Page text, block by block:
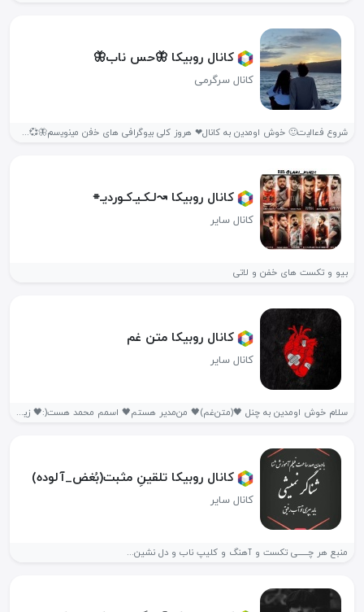
کانال روبیکا 🦋حس ناب🦋
کانال سرگرمی
ش‍‌روع ف‍‌ع‍‌ال‍‌ی‍‌ت🙂 خ‍‌وش اوم‍‌دی‍‌ن ب‍ه ک‍‌ان‍ال❤ ه‍‌روز ک‍‌ل‍ی ب‍‌ی‍‌وگ‍‌راف‍ی ه‍‌ای خ‍‌ف‍‌ن م‍‌ی‍‌ن‍‌وی‍‌س‍‌م🦋💞...
کانال روبیکا ↝لـکـیـ‌کـوردیـ⌯
کانال سایر
بیو و تکست های خفن و لاتی
کانال روبیکا متن غم
کانال سایر
سلام خوش اومدین به‌ چنل 🖤(متن‌غم)🖤 من‌مدیر هستم🖤 اسمم محمد هست(:🖤 زیاد...
کانال روبیکا تلقینِ مثبت(بُغض_آلوده)
کانال سایر
منبع هر چــــــی تکست و آهنگ و کلیپ ناب و دل نشین...